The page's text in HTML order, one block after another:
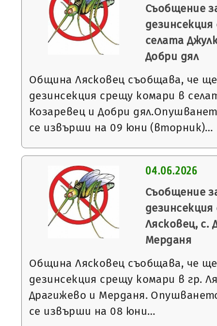
Съобщение
селата
Добри дял
Община Лясковец съобщава, че
дезинсекция срещу комари в
Козаревец и Добри
се извърши на 09 юни (вторник)…
04.06.2026
Съобщение
Лясковец, с.
Мерданя
Община Лясковец съобщава, че
дезинсекция срещу комари в гр.
Драгижево и Мерданя.
се извърши на 08 юни…